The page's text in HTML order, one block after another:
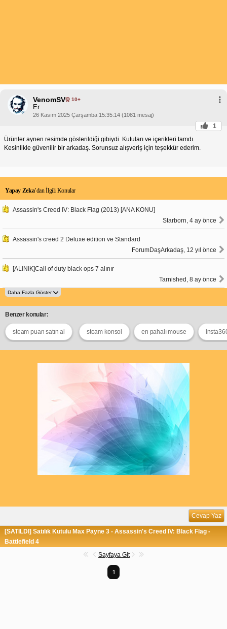
VenomSV 10+
Er
26 Kasım 2025 Çarşamba 15:35:14 (1081 mesaj)
1
Ürünler aynen resimde gösterildiği gibiydi. Kutuları ve içerikleri tamdı.
Kesinlikle güvenilir bir arkadaş. Sorunsuz alışveriş için teşekkür ederim.
Yapay Zeka’dan İlgili Konular
Assassin's Creed IV: Black Flag (2013) [ANA KONU]
Starborn, 4 ay önce
Assassin's creed 2 Deluxe edition ve Standard
ForumDaşArkadaş, 12 yıl önce
[ALINIK]Call of duty black ops 7 alınır
Tarnished, 8 ay önce
Benzer konular:
steam puan satın al steam konsol en pahalı mouse
Cevap Yaz
[SATILDI] Satılık Kutulu Max Payne 3 - Assassin's Creed IV: Black Flag -
Battlefield 4
Sayfaya Git
1